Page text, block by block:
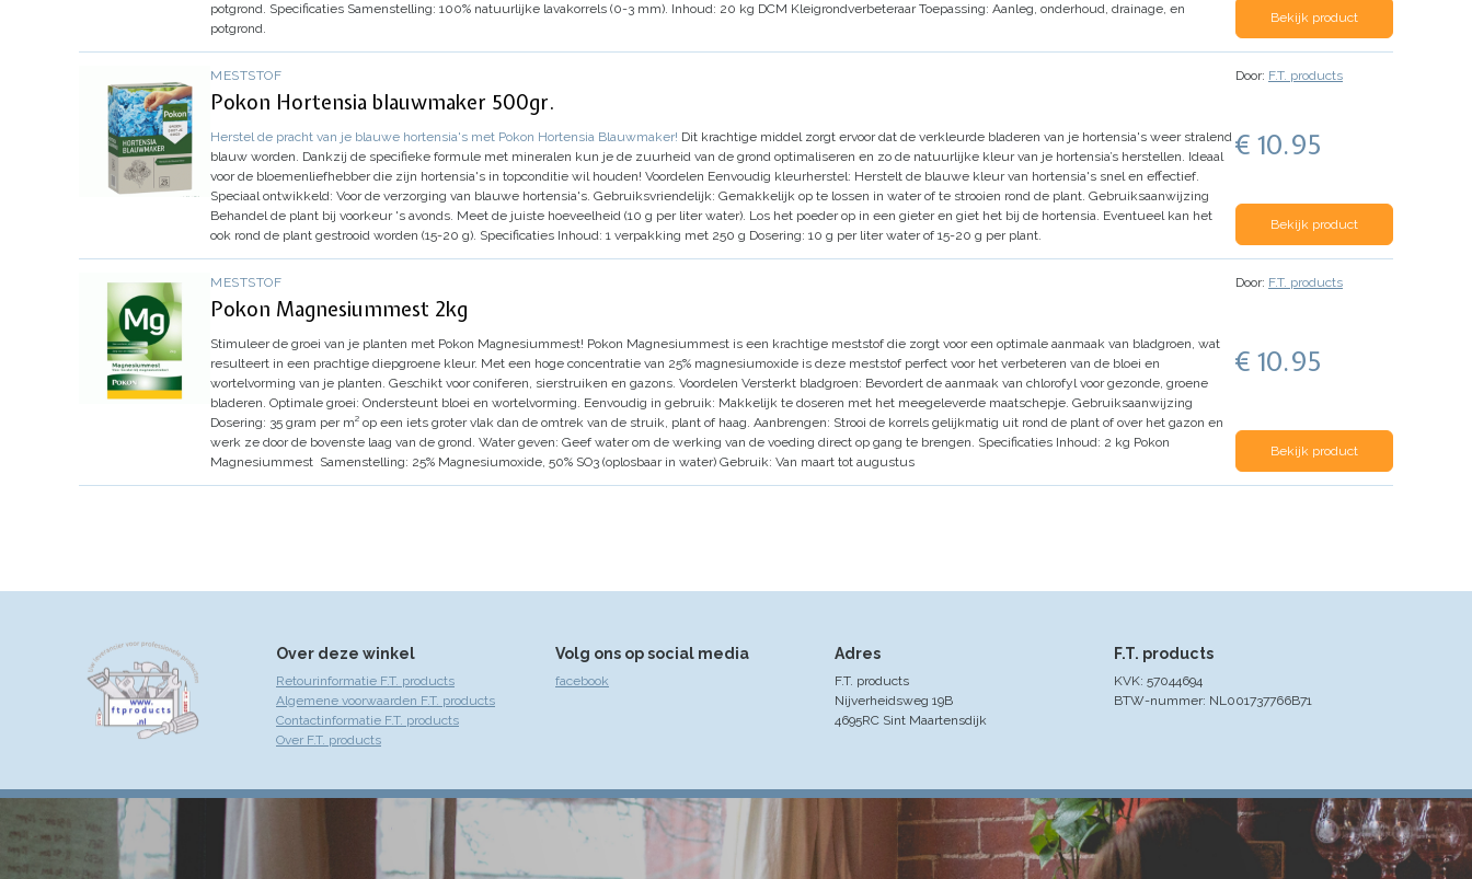
potgrond. Specificaties Samenstelling: 100% natuurlijke lavakorrels (0-3 mm). Inhoud: 20 kg DCM Kleigrondverbeteraar Toepassing: Aanleg, onderhoud, drainage, en
potgrond.
Bekijk product
MESTSTOF
Pokon Hortensia blauwmaker 500gr.
Herstel de pracht van je blauwe hortensia's met Pokon Hortensia Blauwmaker! Dit krachtige middel zorgt ervoor dat de verkleurde bladeren van je hortensia's weer stralend
blauw worden. Dankzij de specifieke formule met mineralen kun je de zuurheid van de grond optimaliseren en zo de natuurlijke kleur van je hortensia’s herstellen. Ideaal
voor de bloemenliefhebber die zijn hortensia's in topconditie wil houden! Voordelen Eenvoudig kleurherstel: Herstelt de blauwe kleur van hortensia's snel en effectief.
Speciaal ontwikkeld: Voor de verzorging van blauwe hortensia's. Gebruiksvriendelijk: Gemakkelijk op te lossen in water of te strooien rond de plant. Gebruiksaanwijzing
Behandel de plant bij voorkeur 's avonds. Meet de juiste hoeveelheid (10 g per liter water). Los het poeder op in een gieter en giet het bij de hortensia. Eventueel kan het
ook rond de plant gestrooid worden (15-20 g). Specificaties Inhoud: 1 verpakking met 250 g Dosering: 10 g per liter water of 15-20 g per plant.
Door: F.T. products
€ 10.95
Bekijk product
MESTSTOF
Pokon Magnesiummest 2kg
Stimuleer de groei van je planten met Pokon Magnesiummest! Pokon Magnesiummest is een krachtige meststof die zorgt voor een optimale aanmaak van bladgroen, wat
resulteert in een prachtige diepgroene kleur. Met een hoge concentratie van 25% magnesiumoxide is deze meststof perfect voor het verbeteren van de bloei en
wortelvorming van je planten. Geschikt voor coniferen, sierstruiken en gazons. Voordelen Versterkt bladgroen: Bevordert de aanmaak van chlorofyl voor gezonde, groene
bladeren. Optimale groei: Ondersteunt bloei en wortelvorming. Eenvoudig in gebruik: Makkelijk te doseren met het meegeleverde maatschepje. Gebruiksaanwijzing
Dosering: 35 gram per m² op een iets groter vlak dan de omtrek van de struik, plant of haag. Aanbrengen: Strooi de korrels gelijkmatig uit rond de plant of over het gazon en
werk ze door de bovenste laag van de grond. Water geven: Geef water om de werking van de voeding direct op gang te brengen. Specificaties Inhoud: 2 kg Pokon
Magnesiummest Samenstelling: 25% Magnesiumoxide, 50% SO3 (oplosbaar in water) Gebruik: Van maart tot augustus
Door: F.T. products
€ 10.95
Bekijk product
Over deze winkel
Retourinformatie F.T. products
Algemene voorwaarden F.T. products
Contactinformatie F.T. products
Over F.T. products
Volg ons op social media
facebook
Adres
F.T. products
Nijverheidsweg 19B
4695RC Sint Maartensdijk
F.T. products
KVK: 57044694
BTW-nummer: NL001737766B71